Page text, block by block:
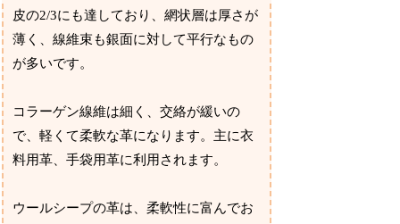
皮の2/3にも達しており、網状層は厚さが
薄く、線維束も銀面に対して平行なもの
が多いです。
コラーゲン線維は細く、交絡が緩いの
で、軽くて柔軟な革になります。主に衣
料用革、手袋用革に利用されます。
ウールシープの革は、柔軟性に富んでお